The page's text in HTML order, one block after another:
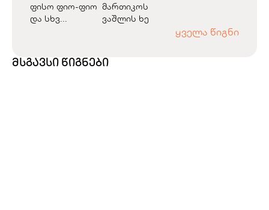
ფისო ფიო-ფიო
და სხვ...
მართიკოს
ვაშლის ხე
ყველა წიგნი
მსგავსი წიგნები